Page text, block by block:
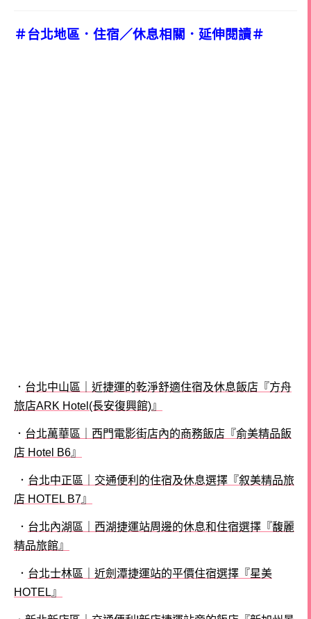
＃台北地區．住宿／休息相關．延伸閱讀＃
． 台北中山區｜近捷運的乾淨舒適住宿及休息飯店『方舟
旅店ARK Hotel(長安復興館)』
． 台北萬華區｜西門電影街店內的商務飯店『俞美精品飯
店 Hotel B6』
． 台北中正區｜交通便利的住宿及休息選擇『叙美精品旅
店 HOTEL B7』
． 台北內湖區｜西湖捷運站周邊的休息和住宿選擇『馥麗
精品旅館』
． 台北士林區｜近劍潭捷運站的平價住宿選擇『星美
HOTEL』